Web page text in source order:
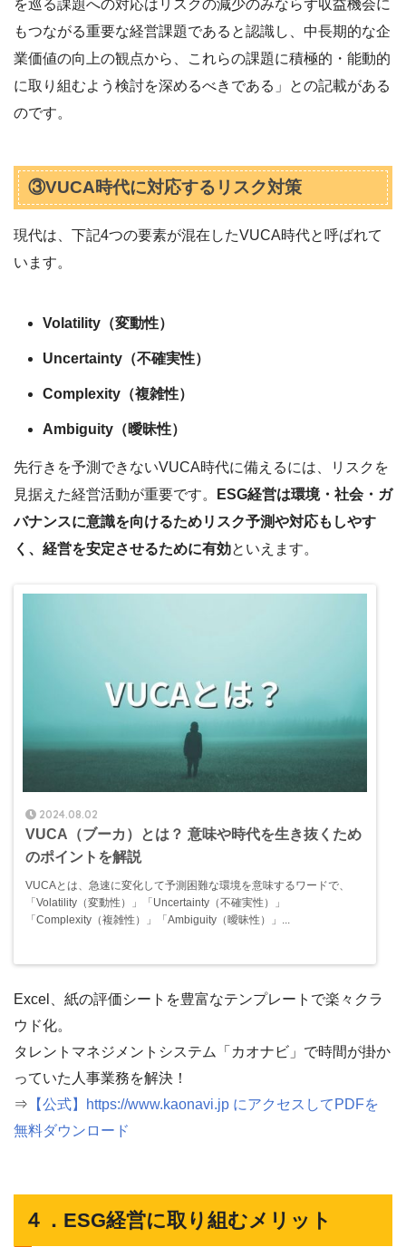
を巡る課題への対応はリスクの減少のみならず収益機会に
もつながる重要な経営課題であると認識し、中長期的な企
業価値の向上の観点から、これらの課題に積極的・能動的
に取り組むよう検討を深めるべきである」との記載がある
のです。
③VUCA時代に対応するリスク対策
現代は、下記4つの要素が混在したVUCA時代と呼ばれて
います。
Volatility（変動性）
Uncertainty（不確実性）
Complexity（複雑性）
Ambiguity（曖昧性）
先行きを予測できないVUCA時代に備えるには、リスクを
見据えた経営活動が重要です。
ESG経営は環境・社会・ガ
バナンスに意識を向けるためリスク予測や対応もしやす
く、経営を安定させるために有効といえます。
2024.08.02
VUCA（ブーカ）とは？ 意味や時代を生き抜くため
のポイントを解説
VUCAとは、急速に変化して予測困難な環境を意味するワードで、
「Volatility（変動性）」「Uncertainty（不確実性）」
「Complexity（複雑性）」「Ambiguity（曖昧性）」...
Excel、紙の評価シートを豊富なテンプレートで楽々クラ
ウド化。
タレントマネジメントシステム「カオナビ」で時間が掛か
っていた人事業務を解決！
⇒ 【公式】https://www.kaonavi.jp にアクセスしてPDFを
無料ダウンロード
４．ESG経営に取り組むメリット